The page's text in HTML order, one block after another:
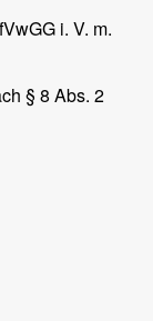
i. V. m.
§ 8 Abs. 2